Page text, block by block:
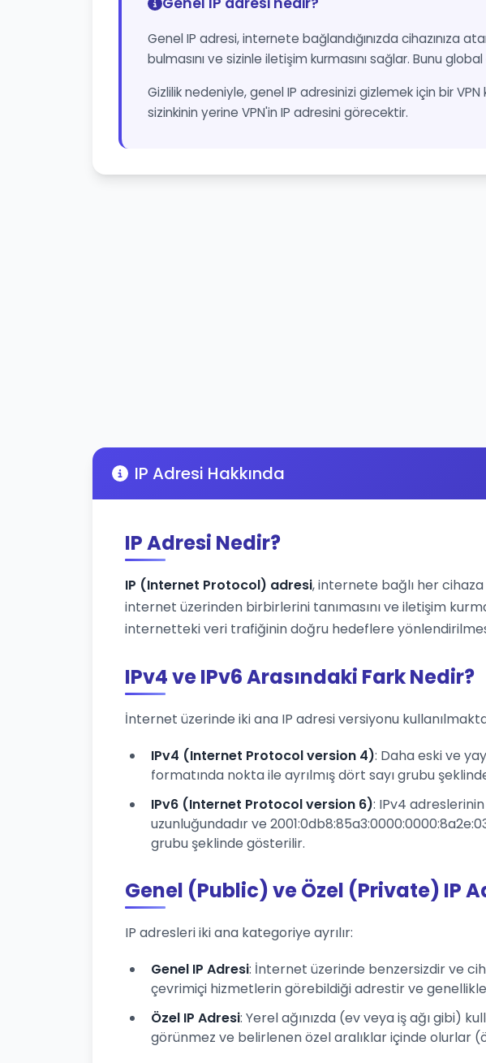
Genel IP adresi, internete bağlandığınızda cihazınıza
bulmasını ve sizinle iletişim kurmasını sağlar. Bunu
Gizlilik nedeniyle, genel IP adresinizi gizlemek için bir
sizinkinin yerine VPN'in IP adresini görecektir.
IP Adresi Hakkında
IP Adresi Nedir?
IP (Internet Protocol) adresi, internete bağlı her cihaza
internet üzerinden birbirlerini tanımasını ve iletişim
internetteki veri trafiğinin doğru hedeflere
IPv4 ve IPv6 Arasındaki Fark Nedir?
İnternet üzerinde iki ana IP adresi versiyonu
IPv4 (Internet Protocol version 4): Daha eski ve
formatında nokta ile ayrılmış dört sayı grubu
IPv6 (Internet Protocol version 6): IPv4
uzunluğundadır ve
grubu şeklinde gösterilir.
Genel (Public) ve Özel (Private) IP
IP adresleri iki ana kategoriye ayrılır:
Genel IP Adresi: İnternet üzerinde benzersizdir ve
çevrimiçi hizmetlerin görebildiği adrestir ve
Özel IP Adresi: Yerel ağınızda (ev veya iş ağı gibi)
görünmez ve belirlenen özel aralıklar içinde olurlar